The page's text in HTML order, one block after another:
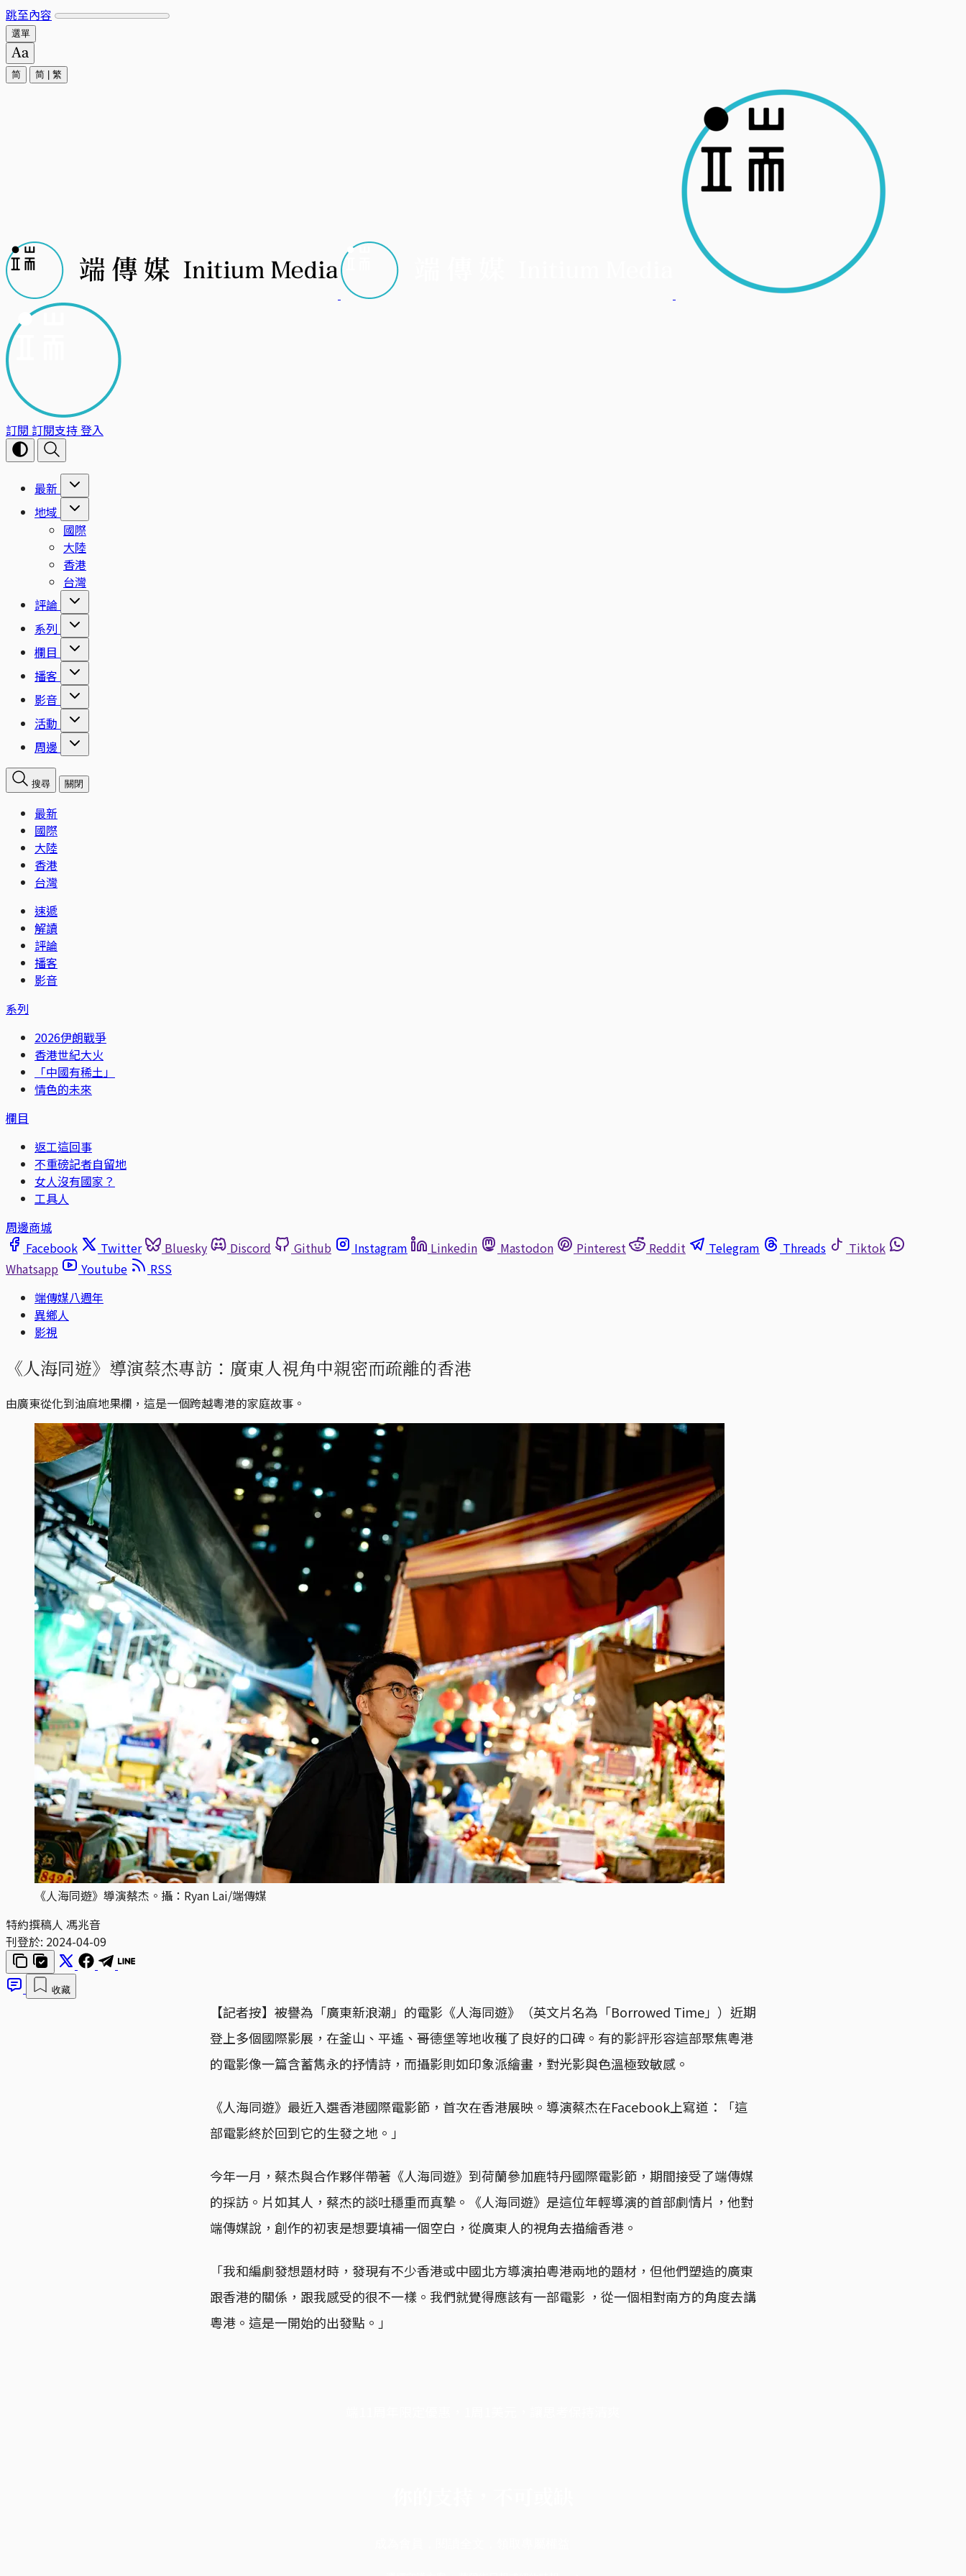
跳至內容
選單
简 简 繁
訂閱 訂閱支持登入
最新
地域
國際
大陸
香港
台灣
評論
系列
欄目
播客
影音
活動
周邊
搜尋 關閉
最新
國際
大陸
香港
台灣
速遞
解讀
評論
播客
影音
系列
2026伊朗戰爭
香港世紀大火
「中國有稀土」
情色的未來
欄目
返工這回事
不重磅記者自留地
女人沒有國家？
工具人
周邊商城
Facebook
Twitter Bluesky Discord Github Instagram Linkedin Mastodon Pinterest Reddit Telegram Threads
Tiktok
Whatsapp
Youtube
RSS
端傳媒八週年
異鄉人
影視
《人海同遊》導演蔡杰專訪：廣東人視角中親密而疏離的香港
由廣東從化到油麻地果欄，這是一個跨越粵港的家庭故事。
《人海同遊》導演蔡杰。攝：Ryan Lai/端傳媒
特約撰稿人 馮兆音
刊登於: 2024-04-09
收藏
【記者按】被譽為「廣東新浪潮」的電影《人海同遊》（英文片名為「Borrowed Time」）近期
登上多個國際影展，在釜山、平遙、哥德堡等地收穫了良好的口碑。有的影評形容這部聚焦粵港
的電影像一篇含蓄雋永的抒情詩，而攝影則如印象派繪畫，對光影與色溫極致敏感。
《人海同遊》最近入選香港國際電影節，首次在香港展映。導演蔡杰在Facebook上寫道：「這
部電影終於回到它的生發之地。」
今年一月，蔡杰與合作夥伴帶著《人海同遊》到荷蘭參加鹿特丹國際電影節，期間接受了端傳媒
的採訪。片如其人，蔡杰的談吐穩重而真摯。《人海同遊》是這位年輕導演的首部劇情片，他對
端傳媒說，創作的初衷是想要填補一個空白，從廣東人的視角去描繪香港。
「我和編劇發想題材時，發現有不少香港或中國北方導演拍粵港兩地的題材，但他們塑造的廣東
跟香港的關係，跟我感受的很不一樣。我們就覺得應該有一部電影 ，從一個相對南方的角度去講
粵港。這是一開始的出發點。」